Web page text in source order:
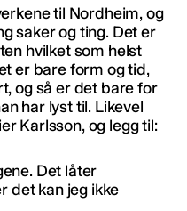
til Nordheim, og
saker og ting. Det er
hvilket som helst
er bare form og tid,
og så er det bare for
har lyst til. Likevel
Karlsson, og legg til:
Det låter
det kan jeg ikke